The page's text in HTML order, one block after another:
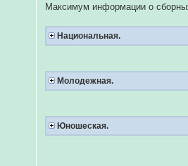
Максимум информации о
Национальная.
Молодежная.
Юношеская.